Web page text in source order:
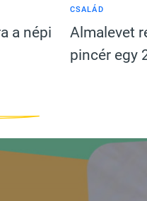
a népi
CSALÁD
Almalevet
pincér egy